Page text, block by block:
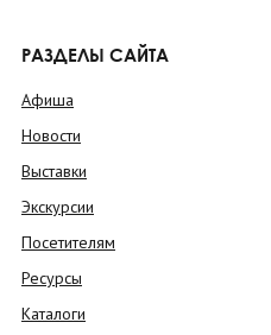
РАЗДЕЛЫ САЙТА
Афиша
Новости
Выставки
Экскурсии
Посетителям
Ресурсы
Каталоги